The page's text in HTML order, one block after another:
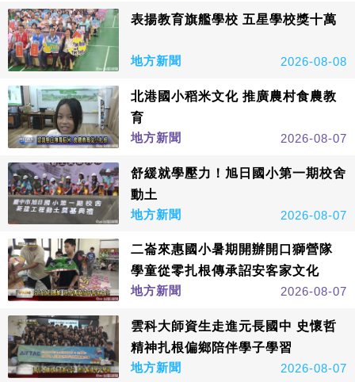
表揚教育旗艦學校 五星學校獎十萬
地方新聞 2026-08-08
北港國小稻米文化 推廣農村食農教
育
地方新聞
2026-08-07
舒緩就學壓力！旭日國小第一期校舍
動土
地方新聞
2026-08-07
二崙來惠國小暑期開辦開口獅營隊
學童從零扎根傳承詔安客家文化
地方新聞
2026-08-07
雲科大師資生走進元長國中 史懷哲
精神扎根偏鄉陪伴學子學習
地方新聞
2026-08-07